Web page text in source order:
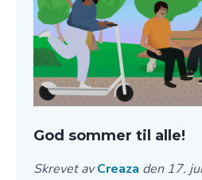
God sommer til alle!
Skrevet avCreaza den 17.